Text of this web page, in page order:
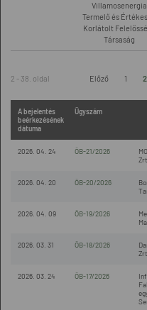
Villamosenergia
Termelő és
Korlátolt
Társaság
2 - 38. oldal Előző 1 2
A bejelentés
beérkezésének
dátuma
Ügyszám
2026. 04. 24 ÖB-21/2026
2026. 04. 20 ÖB-20/2026
2026. 04. 09 ÖB-19/2026
2026. 03. 31 ÖB-18/2026
Zrt.
2026. 03. 24 ÖB-17/2026